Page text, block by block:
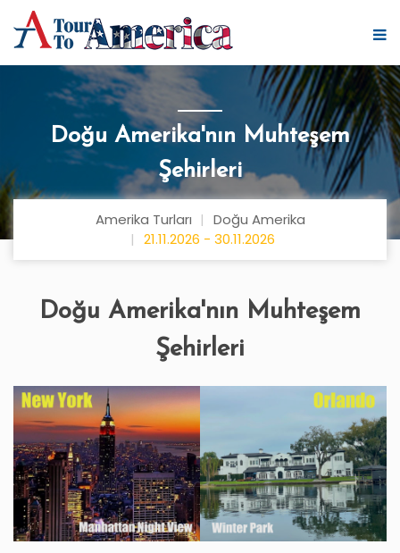
Doğu Amerika'nın Muhteşem
Şehirleri
Amerika Turları
Doğu Amerika
21.11.2026 - 30.11.2026
Doğu Amerika'nın Muhteşem
Şehirleri